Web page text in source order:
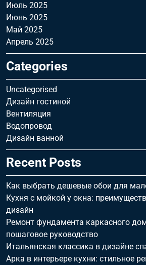
Июль 2025
Июнь 2025
Май 2025
Апрель 2025
Categories
Uncategorised
Дизайн гостиной
Вентиляция
Водопровод
Дизайн ванной
Recent Posts
Как выбрать дешевые обои для
Кухня с мойкой у окна:
дизайн
Ремонт фундамента каркасного
пошаговое руководство
Итальянская классика в дизайне
Арка в интерьере кухни: стильное